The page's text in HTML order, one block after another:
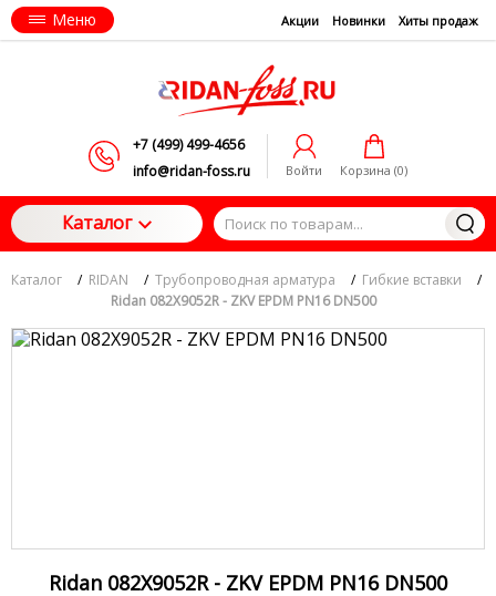
Меню Акции Новинки Хиты продаж
+7 (499) 499-4656
info@ridan-foss.ru
Войти Корзина (0)
Каталог
Каталог / RIDAN / Трубопроводная арматура / Гибкие вставки
/
Ridan 082X9052R - ZKV EPDM PN16 DN500
Ridan 082X9052R - ZKV EPDM PN16 DN500